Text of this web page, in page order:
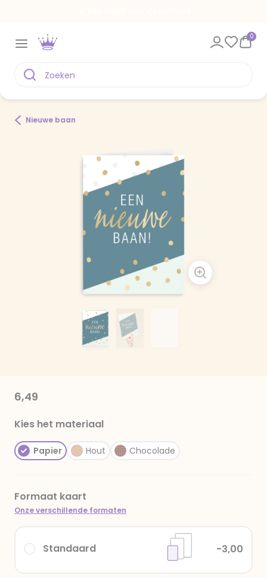
0
Nieuwe baan
6,49
Kies het materiaal
Papier Hout Chocolade
Formaat kaart
Onze verschillende formaten
Standaard -3,00